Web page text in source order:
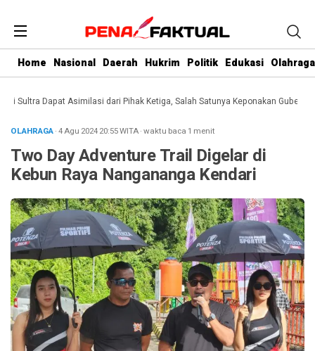
Home Nasional Daerah Hukrim Politik Edukasi Olahraga
Dapat Asimilasi dari Pihak Ketiga, Salah Satunya Keponakan Gubernur
OLAHRAGA· 4 Agu 202420:55WITA·waktu baca 1 menit
Two Day Adventure Trail Digelar di
Kebun Raya Nangananga Kendari